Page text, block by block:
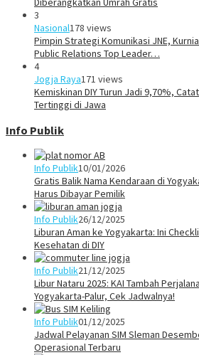
3
Nasional178 views
Pimpin Strategi Komunikasi JNE,
Public Relations Top Leader…
4
Jogja Raya171 views
Kemiskinan DIY Turun Jadi 9,70%,
Tertinggi di Jawa
Info Publik
Info Publik10/01/2026
Gratis Balik Nama Kendaraan di
Harus Dibayar Pemilik
Info Publik26/12/2025
Liburan Aman ke Yogyakarta: Ini
Kesehatan di DIY
Info Publik21/12/2025
Libur Nataru 2025: KAI Tambah
Yogyakarta-Palur, Cek Jadwalnya!
Info Publik01/12/2025
Jadwal Pelayanan SIM Sleman
Operasional Terbaru